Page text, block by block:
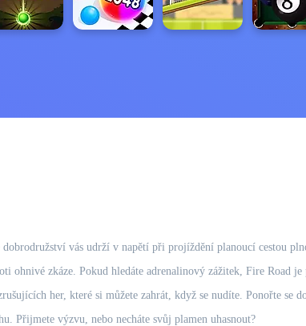
vás udrží v napětí při projíždění planoucí cestou
ohnivé zkáze. Pokud hledáte adrenalinový zážitek, Fire Road
her, které si můžete zahrát, když se nudíte. Ponořte se
Přijmete výzvu, nebo necháte svůj plamen uhasnout?